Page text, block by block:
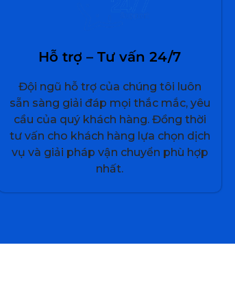
Hỗ trợ – Tư vấn 24/7
Đội ngũ hỗ trợ của chúng tôi luôn
sẵn sàng giải đáp mọi thắc mắc, yêu
cầu của quý khách hàng. Đồng thời
tư vấn cho khách hàng lựa chọn dịch
vụ và giải pháp vận chuyển phù hợp
nhất.